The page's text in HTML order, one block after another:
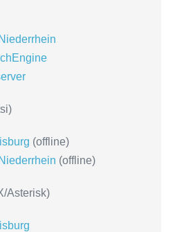
(offline)
(offline)
Asterisk)